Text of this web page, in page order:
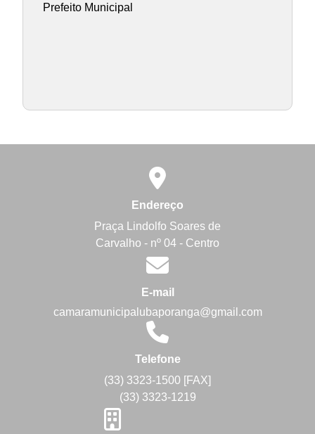
Prefeito Municipal
Endereço
Praça Lindolfo Soares de
Carvalho - nº 04 - Centro
E-mail
camaramunicipalubaporanga@gmail.com
Telefone
(33) 3323-1500 [FAX]
(33) 3323-1219